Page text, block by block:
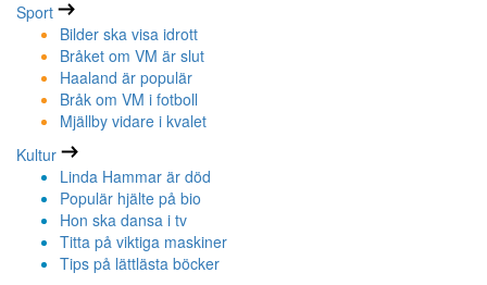
Sport
Bilder ska visa idrott
Bråket om VM är slut
Haaland är populär
Bråk om VM i fotboll
Mjällby vidare i kvalet
Kultur
Linda Hammar är död
Populär hjälte på bio
Hon ska dansa i tv
Titta på viktiga maskiner
Tips på lättlästa böcker